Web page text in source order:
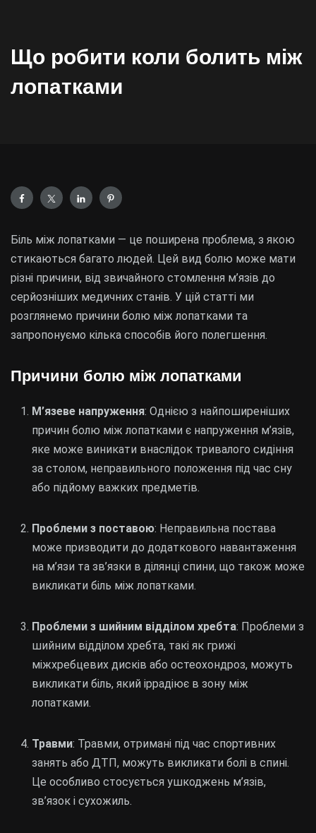
Що робити коли болить між
лопатками
Біль між лопатками — це поширена проблема, з якою
стикаються багато людей. Цей вид болю може мати
різні причини, від звичайного стомлення м’язів до
серйозніших медичних станів. У цій статті ми
розглянемо причини болю між лопатками та
запропонуємо кілька способів його полегшення.
Причини болю між лопатками
М’язеве напруження: Однією з найпоширеніших
причин болю між лопатками є напруження м’язів,
яке може виникати внаслідок тривалого сидіння
за столом, неправильного положення під час сну
або підйому важких предметів.
Проблеми з поставою: Неправильна постава
може призводити до додаткового навантаження
на м’язи та зв’язки в ділянці спини, що також може
викликати біль між лопатками.
Проблеми з шийним відділом хребта: Проблеми з
шийним відділом хребта, такі як грижі
міжхребцевих дисків або остеохондроз, можуть
викликати біль, який іррадіює в зону між
лопатками.
Травми: Травми, отримані під час спортивних
занять або ДТП, можуть викликати болі в спині.
Це особливо стосується ушкоджень м’язів,
зв’язок і сухожиль.